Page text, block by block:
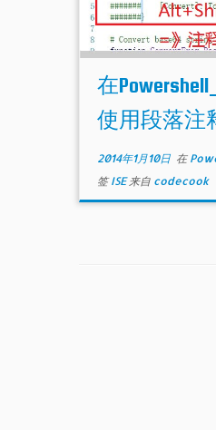
在
使用段落注
2014年1月10日 在
签ISE来自 codecook